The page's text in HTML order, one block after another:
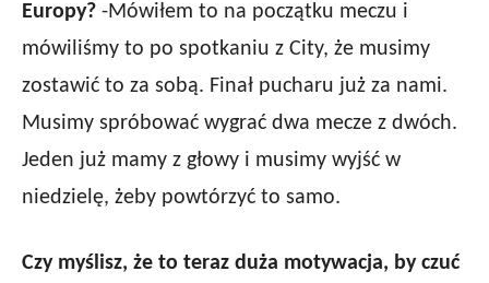
Europy? -Mówiłem to na początku meczu i
mówiliśmy to po spotkaniu z City, że musimy
zostawić to za sobą. Finał pucharu już za nami.
Musimy spróbować wygrać dwa mecze z dwóch.
Jeden już mamy z głowy i musimy wyjść w
niedzielę, żeby powtórzyć to samo.
Czy myślisz, że to teraz duża motywacja, by czuć